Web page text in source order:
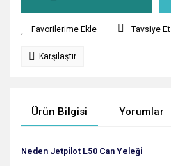
Tavsiye Et
Karşılaştır
Ürün Bilgisi Yorumlar
Neden Jetpilot L50 Can Yeleği